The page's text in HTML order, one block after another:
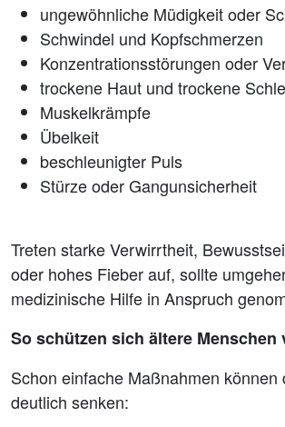
ungewöhnliche Müdigkeit oder
Schwindel und Kopfschmerzen
Konzentrationsstörungen oder
trockene Haut und trockene
Muskelkrämpfe
Übelkeit
beschleunigter Puls
Stürze oder Gangunsicherheit
Treten starke Verwirrtheit,
oder hohes Fieber auf, sollte
medizinische Hilfe in Anspruch
So schützen sich ältere Menschen
Schon einfache Maßnahmen können
deutlich senken: